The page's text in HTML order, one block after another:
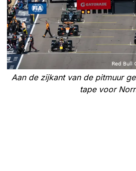
Aan de zijkant van de pitmuur
tape voor